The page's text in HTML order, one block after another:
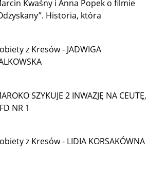
Kwaśny i Anna Popek o filmie
Historia, która
z Kresów - JADWIGA
SZYKUJE 2 INWAZJĘ NA CEUTĘ,
NR 1
z Kresów - LIDIA KORSAKÓWNA